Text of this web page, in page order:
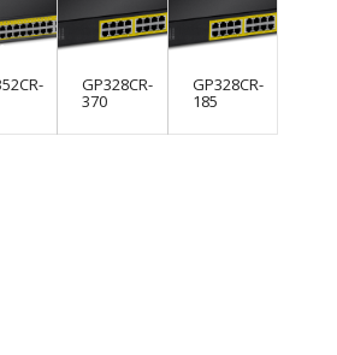
GP328CR-
370
GP328CR-
185